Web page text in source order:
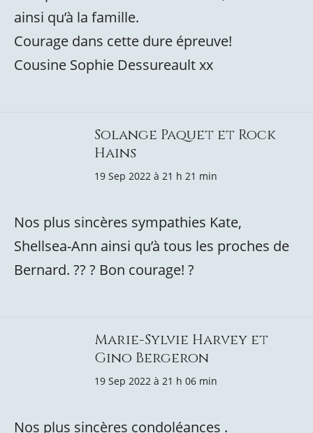
ainsi qu’à la famille.
Courage dans cette dure épreuve!
Cousine Sophie Dessureault xx
Solange Paquet et Rock
Hains
19 Sep 2022 à 21 h 21 min
Nos plus sincères sympathies Kate,
Shellsea-Ann ainsi qu’à tous les proches de
Bernard. ?? ? Bon courage! ?
Marie-Sylvie Harvey et
Gino Bergeron
19 Sep 2022 à 21 h 06 min
Nos plus sincères condoléances .